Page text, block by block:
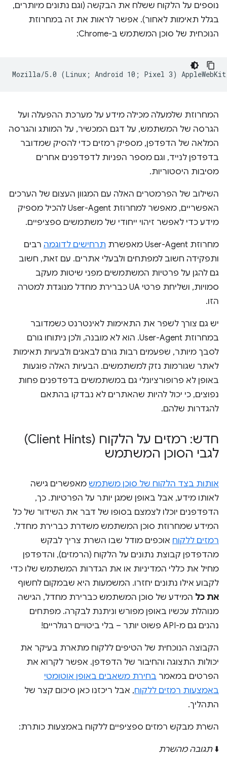
נוספים על הלקוח ששלח את הבקשה (וגם נתונים מיותרים,
בגלל תאימות לאחור). אפשר לראות את זה במחרוזת
הנוכחית של סוכן המשתמש ב-Chrome:
המחרוזת שלמעלה מכילה מידע על מערכת ההפעלה ועל
הגרסה של המשתמש, על דגם המכשיר, על המותג והגרסה
המלאה של הדפדפן, מספיק רמזים כדי להסיק שמדובר
בדפדפן לנייד, וגם מספר הפניות לדפדפנים אחרים
מסיבות היסטוריות.
השילוב של הפרמטרים האלה עם המגוון העצום של הערכים
האפשריים, מאפשר למחרוזת User-Agent להכיל מספיק
מידע כדי לאפשר זיהוי ייחודי של משתמשים ספציפיים.
מחרוזת User-Agent מאפשרת תרחישים לדוגמה רבים
ותפקידה חשוב למפתחים ולבעלי אתרים. עם זאת, חשוב
גם להגן על פרטיות המשתמשים מפני שיטות מעקב
סמויות, ושליחת פרטי UA כברירת מחדל מנוגדת למטרה
הזו.
יש גם צורך לשפר את התאימות לאינטרנט כשמדובר
במחרוזת User-Agent. הוא לא מובנה, ולכן ניתוחו גורם
לסבך מיותר, שפעמים רבות גורם לבאגים ולבעיות תאימות
לאתר שגורמות נזק למשתמשים. הבעיות האלה פוגעות
באופן לא פרופורציונלי גם במשתמשים בדפדפנים פחות
נפוצים, כי יכול להיות שהאתרים לא נבדקו בהתאם
להגדרות שלהם.
חדש: רמזים על הלקוח (Client Hints)
לגבי הסוכן המשתמש
אותות בצד הלקוח של סוכן משתמש מאפשרים גישה
לאותו מידע, אבל באופן שמגן יותר על הפרטיות. כך,
הדפדפנים יוכלו לצמצם בסופו של דבר את השידור של כל
המידע שמחרוזת סוכן המשתמש משדרת כברירת מחדל.
רמזים ללקוח אוכפים מודל שבו השרת צריך לבקש
מהדפדפן קבוצת נתונים על הלקוח (הרמזים), והדפדפן
מחיל את כללי המדיניות או את הגדרות המשתמש שלו כדי
לקבוע אילו נתונים יחזרו. המשמעות היא שבמקום לחשוף
את כל המידע של סוכן המשתמש כברירת מחדל, הגישה
מנוהלת עכשיו באופן מפורש וניתנת לבקרה. מפתחים
נהנים גם מ-API פשוט יותר – בלי ביטויים רגולריים!
הקבוצה הנוכחית של הטיפים ללקוח מתארת בעיקר את
יכולות התצוגה והחיבור של הדפדפן. אפשר לקרוא את
הפרטים במאמר בחירת משאבים באופן אוטומטי
באמצעות רמזים ללקוח, אבל ריכזנו כאן סיכום קצר של
התהליך.
השרת מבקש רמזים ספציפיים ללקוח באמצעות כותרת:
⬇️תגובה מהשרת